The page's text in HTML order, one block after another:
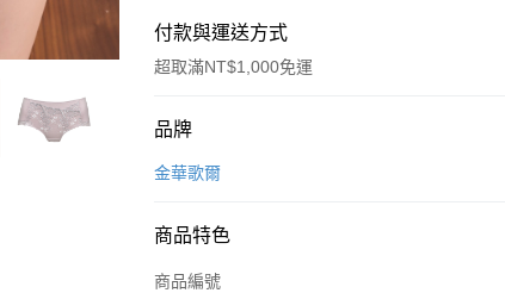
付款與運送方式
超取滿NT$1,000免運
付款方式
信用卡一次付款
品牌
金華歌爾
商品特色
商品編號